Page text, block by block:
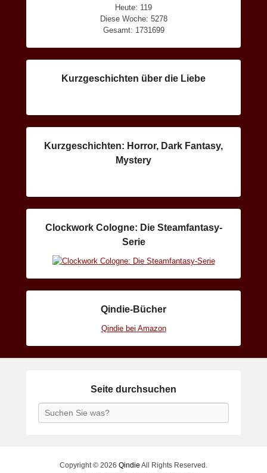
Heute: 119
Diese Woche: 5278
Gesamt: 1731699
Kurzgeschichten über die Liebe
Kurzgeschichten: Horror, Dark Fantasy,
Mystery
Clockwork Cologne: Die Steamfantasy-
Serie
Qindie-Bücher
Qindie bei Amazon
Seite durchsuchen
Search
Copyright © 2026 Qindie All Rights Reserved.